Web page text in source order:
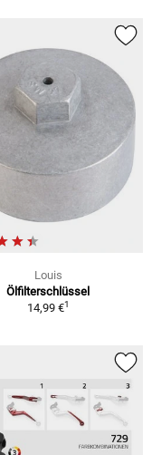
Louis
Ölfilterschlüssel
14,99 €1